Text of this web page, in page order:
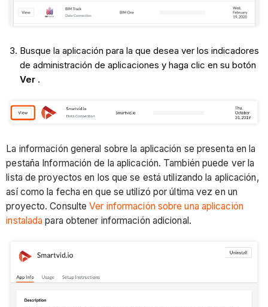
Busque la aplicación para la que desea ver los indicadores
de administración de aplicaciones y haga clic en su botón
Ver.
La información general sobre la aplicación se presenta en la
pestaña Información de la aplicación. También puede ver la
lista de proyectos en los que se está utilizando la aplicación,
así como la fecha en que se utilizó por última vez en un
proyecto. ConsulteVer información sobre una aplicación
instalada para obtener información adicional.